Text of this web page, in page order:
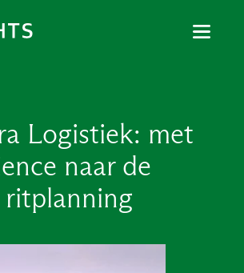
Logistiek: met
naar de